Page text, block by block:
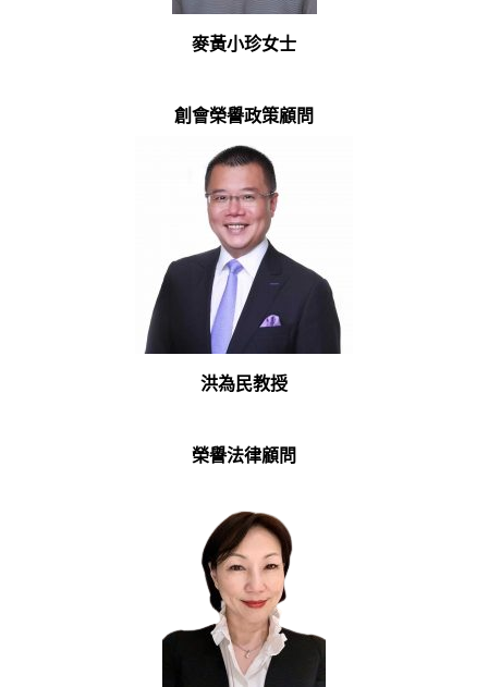
麥黃小珍女士
創會榮譽政策顧問
洪為民教授
榮譽法律顧問